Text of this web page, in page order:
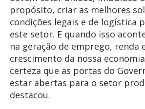
propósito, criar as melhores
condições legais e de logística
este setor. E quando isso
na geração de emprego, renda
crescimento da nossa
certeza que as portas do
estar abertas para o setor
destacou.